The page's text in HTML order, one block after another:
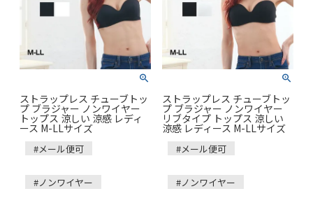
ストラップレス チューブトッ
プ ブラジャー ノンワイヤー
トップス 涼しい 涼感 レディ
ース M-LLサイズ
#メール便可
#ノンワイヤー
ストラップレス チューブトッ
プ ブラジャー ノンワイヤー
リブタイプ トップス 涼しい
涼感 レディース M-LLサイズ
#メール便可
#ノンワイヤー